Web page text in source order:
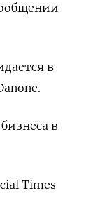
в
в
Times